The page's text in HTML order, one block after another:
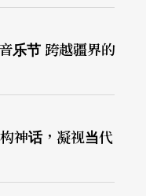
剧本以外，雷哈尔
是吸引观众的主
，将结集国内优
众带来兼具优雅轻
乐节 跨越疆界的
神话，凝视当代